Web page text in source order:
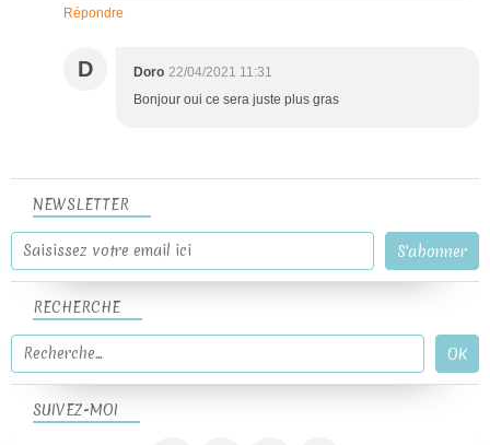
Répondre
D Doro 22/04/2021 11:31
Bonjour oui ce sera juste plus gras
NEWSLETTER
SUIVEZ-MOI
RECHERCHE